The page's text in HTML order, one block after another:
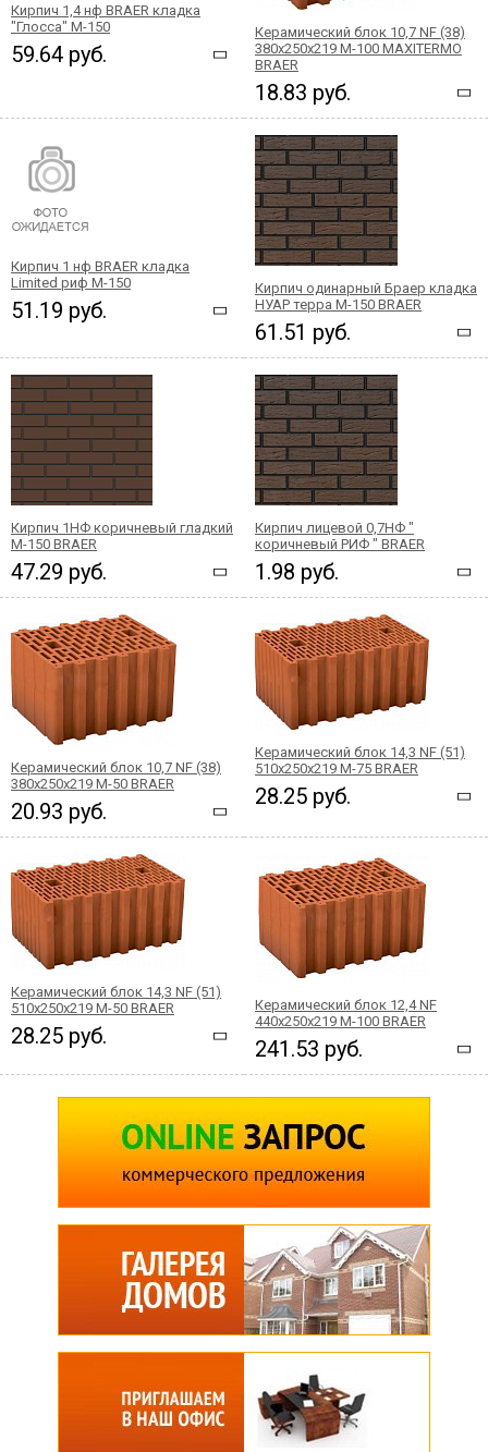
Кирпич 1,4 нф BRAER кладка
"Глосса" М-150
59.64 руб.
Керамический блок 10,7 NF (38)
380x250x219 М-100 MAXITERMO
BRAER
18.83 руб.
Кирпич 1 нф BRAER кладка
Limited риф М-150
51.19 руб.
Кирпич одинарный Браер кладка
НУАР терра М-150 BRAER
61.51 руб.
Кирпич 1НФ коричневый гладкий
М-150 BRAER
47.29 руб.
Кирпич лицевой 0,7НФ "
коричневый РИФ " BRAER
1.98 руб.
Керамический блок 10,7 NF (38)
380x250x219 М-50 BRAER
20.93 руб.
Керамический блок 14,3 NF (51)
510x250x219 М-75 BRAER
28.25 руб.
Керамический блок 14,3 NF (51)
510x250x219 М-50 BRAER
28.25 руб.
Керамический блок 12,4 NF
440x250x219 М-100 BRAER
241.53 руб.